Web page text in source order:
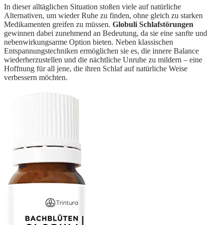
In dieser alltäglichen Situation stoßen viele auf natürliche
Alternativen, um wieder Ruhe zu finden, ohne gleich zu starken
Medikamenten greifen zu müssen. Globuli Schlafstörungen
gewinnen dabei zunehmend an Bedeutung, da sie eine sanfte und
nebenwirkungsarme Option bieten. Neben klassischen
Entspannungstechniken ermöglichen sie es, die innere Balance
wiederherzustellen und die nächtliche Unruhe zu mildern – eine
Hoffnung für all jene, die ihren Schlaf auf natürliche Weise
verbessern möchten.